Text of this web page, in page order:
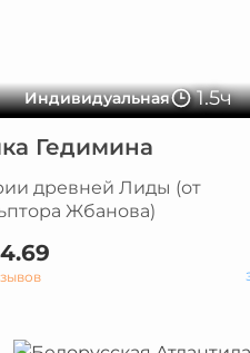
Индивидуальная 1.5ч
Гедимина
древней Лиды (от
Жбанова)
4.69